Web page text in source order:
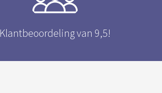
Klantbeoordeling van 9,5!